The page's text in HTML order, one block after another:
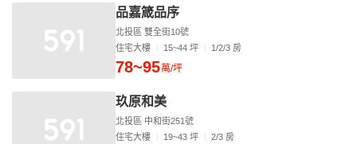
品嘉箴品序
北投區 雙全街10號
住宅大樓
15~44 坪 1/2/3 房
78~95萬/坪
玖原和美
北投區 中和街251號
住宅大樓
19~43 坪 2/3 房